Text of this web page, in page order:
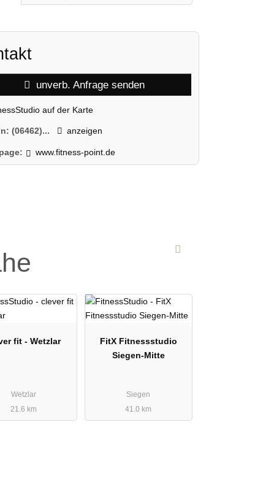
unverb. Anfrage senden
auf der Karte
(06462)... anzeigen
www.fitness-point.de
fit - Wetzlar
Wetzlar
21.6 km
FitX Fitnessstudio
Siegen-Mitte
Siegen
41.0 km